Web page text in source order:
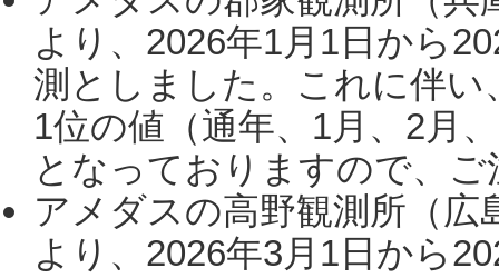
より、2026年1月1日から
測としました。これに伴い
1位の値（通年、1月、2月
となっておりますので、
アメダスの高野観測所（
より、2026年3月1日から